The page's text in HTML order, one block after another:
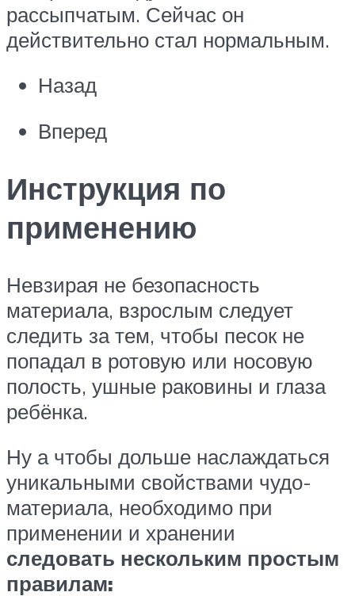
рассыпчатым. Сейчас он
действительно стал нормальным.
Назад
Вперед
Инструкция по
применению
Невзирая не безопасность
материала, взрослым следует
следить за тем, чтобы песок не
попадал в ротовую или носовую
полость, ушные раковины и глаза
ребёнка.
Ну а чтобы дольше наслаждаться
уникальными свойствами чудо-
материала, необходимо при
применении и хранении
следовать нескольким простым
правилам: